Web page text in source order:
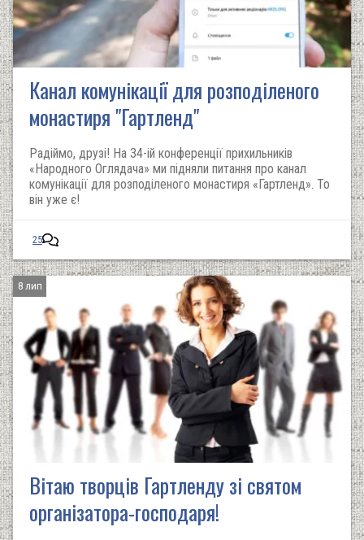
Канал комунікації для розподіленого
монастиря "Гартленд"
Радіймо, друзі! На 34-ій конференції прихильників
«Народного Оглядача» ми підняли питання про канал
комунікації для розподіленого монастиря «Гартленд». То
він уже є!
25
8 лип
Вітаю творців Гартленду зі святом
організатора-господаря!